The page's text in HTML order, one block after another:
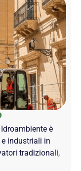
è
industriali in
tradizionali,